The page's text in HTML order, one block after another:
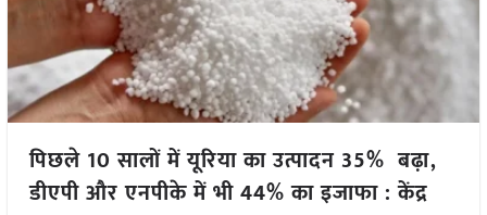
पिछले 10 सालों में यूरिया का उत्पादन 35% बढ़ा,
डीएपी और एनपीके में भी 44% का इजाफा : केंद्र